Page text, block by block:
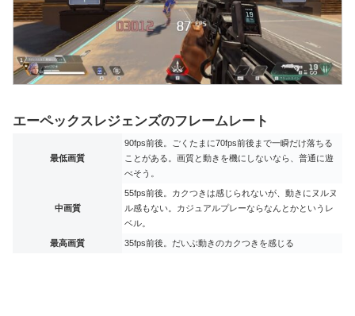
エーペックスレジェンズのフレームレート
最低画質
90fps前後。ごくたまに70fps前後まで一瞬だけ落ちる
ことがある。画質と動きを機にしないなら、普通に遊
べそう。
中画質
55fps前後。カクつきは感じられないが、動きにヌルヌ
ル感もない。カジュアルプレーならなんとかというレ
ベル。
最高画質 35fps前後。だいぶ動きのカクつきを感じる